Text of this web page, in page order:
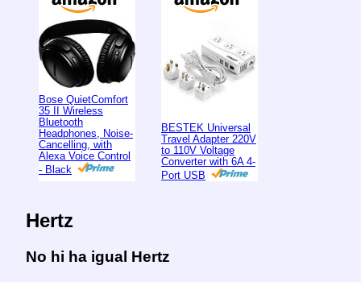
Bose QuietComfort
35 II Wireless
Bluetooth
Headphones, Noise-
Cancelling, with
Alexa Voice Control
- Black
BESTEK Universal
Travel Adapter 220V
to 110V Voltage
Converter with 6A 4-
Port USB
Hertz
No hi ha igual Hertz